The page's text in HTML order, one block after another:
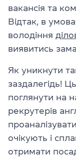
вакансія та
Відтак, в
володіння
виявитись
Як уникнути
заздалегідь!
поглянути на
рекрутерів
очікують і
отримати